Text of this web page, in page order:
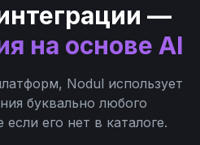
—
на основе AI
Nodul использует
буквально любого
его нет в каталоге.